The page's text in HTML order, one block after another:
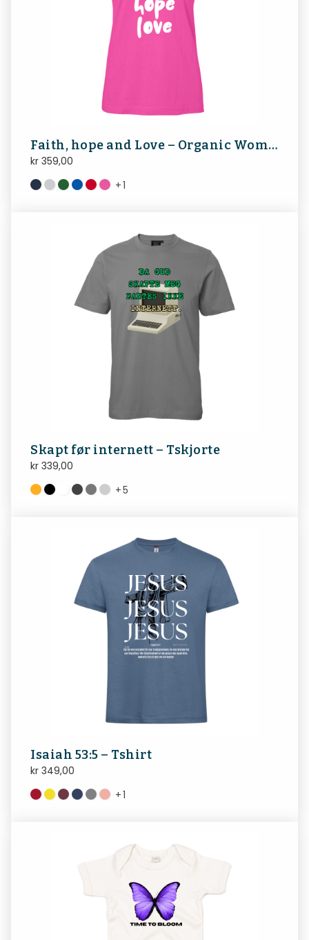
Faith, hope and Love – Organic Woman Tshirt
kr 359,00
+1
Skapt før internett – Tskjorte
kr 339,00
+5
Isaiah 53:5 – Tshirt
kr 349,00
+1